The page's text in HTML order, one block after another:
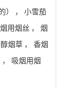
） ，
小雪茄
用烟丝 ，
烟
烟草 ，
香烟
，
吸烟用烟